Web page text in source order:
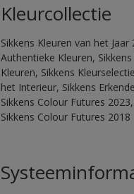
Kleurcollectie
Sikkens Kleuren van het
Authentieke Kleuren,
Kleuren, Sikkens
het Interieur, Sikkens
Sikkens Colour Futures
Sikkens Colour Futures 2018